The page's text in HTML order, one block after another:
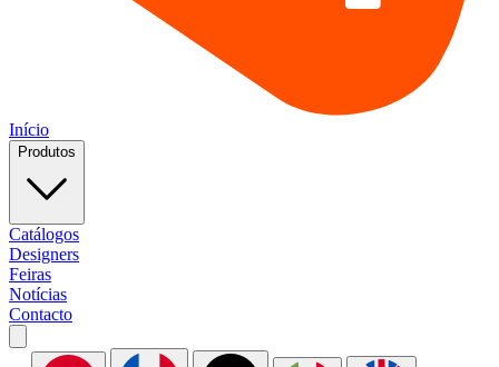
Início
Produtos
Catálogos
Designers
Feiras
Notícias
Contacto